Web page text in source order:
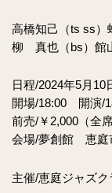
高橋知己（ts ss）
柳 真也（bs）館
日程/2024年5月10
開場/18:00 開演/
前売/￥2,000（全席
会場/夢創館 恵庭
主催/恵庭ジャズク